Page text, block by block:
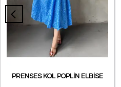
PRENSES KOL POPLİN ELBİSE